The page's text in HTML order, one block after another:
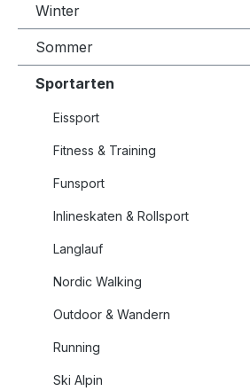
Winter
Sommer
Sportarten
Eissport
Fitness & Training
Funsport
Inlineskaten & Rollsport
Langlauf
Nordic Walking
Outdoor & Wandern
Running
Ski Alpin